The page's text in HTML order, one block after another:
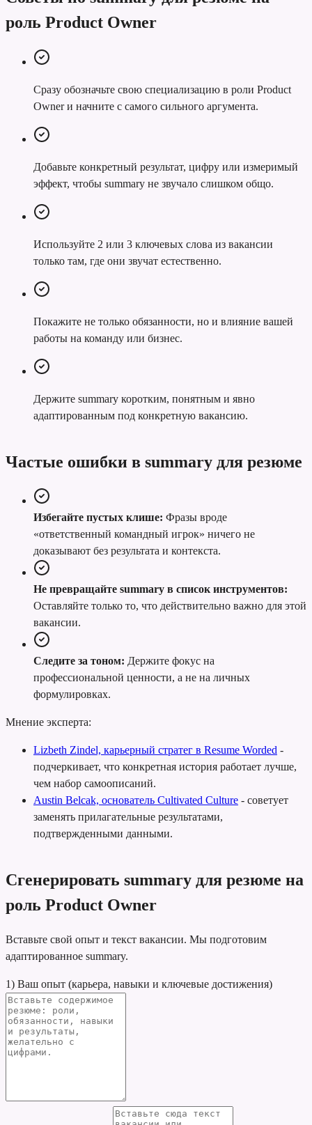
роль Product Owner
Сразу обозначьте свою специализацию в роли Product
Owner и начните с самого сильного аргумента.
Добавьте конкретный результат, цифру или измеримый
эффект, чтобы summary не звучало слишком общо.
Используйте 2 или 3 ключевых слова из вакансии
только там, где они звучат естественно.
Покажите не только обязанности, но и влияние вашей
работы на команду или бизнес.
Держите summary коротким, понятным и явно
адаптированным под конкретную вакансию.
Частые ошибки в summary для резюме
Избегайте пустых клише: Фразы вроде
«ответственный командный игрок» ничего не
доказывают без результата и контекста.
Не превращайте summary в список инструментов:
Оставляйте только то, что действительно важно для этой
вакансии.
Следите за тоном: Держите фокус на
профессиональной ценности, а не на личных
формулировках.
Мнение эксперта:
Lizbeth Zindel, карьерный стратег в Resume Worded -
подчеркивает, что конкретная история работает лучше,
чем набор самоописаний.
Austin Belcak, основатель Cultivated Culture - советует
заменять прилагательные результатами,
подтвержденными данными.
Сгенерировать summary для резюме на
роль Product Owner
Вставьте свой опыт и текст вакансии. Мы подготовим
адаптированное summary.
1) Ваш опыт (карьера, навыки и ключевые достижения)